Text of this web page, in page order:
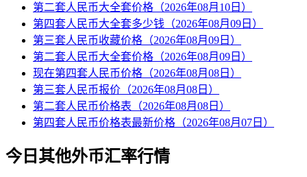
第二套人民币大全套价格（2026年08月10日）
第四套人民币大全套多少钱（2026年08月09日）
第三套人民币收藏价格（2026年08月09日）
第二套人民币大全套价格（2026年08月09日）
现在第四套人民币价格（2026年08月08日）
第三套人民币报价（2026年08月08日）
第二套人民币价格表（2026年08月08日）
第四套人民币价格表最新价格（2026年08月07日）
今日其他外币汇率行情